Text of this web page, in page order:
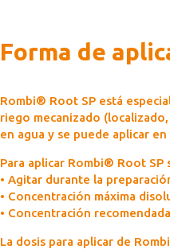
Forma de
Rombi® Root SP está
riego mecanizado
en agua y se puede aplicar
Para aplicar Rombi® Root SP
• Agitar durante la
• Concentración máxima
• Concentración
La dosis para aplicar de